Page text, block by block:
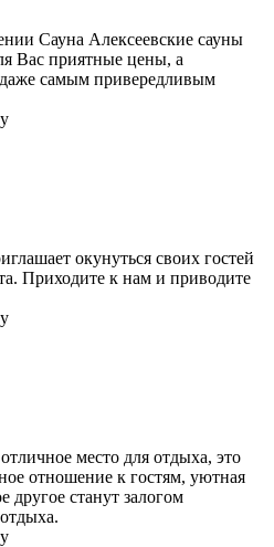
Сауна Алексеевские сауны
Вас приятные цены, а
самым привередливым
окунуться своих гостей
Приходите к нам и приводите
место для отдыха, это
отношение к гостям, уютная
другое станут залогом